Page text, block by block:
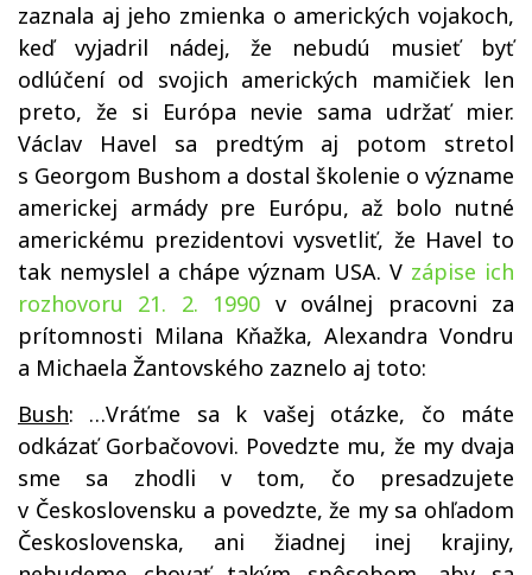
zaznala aj jeho zmienka o amerických vojakoch,
keď vyjadril nádej, že nebudú musieť byť
odlúčení od svojich amerických mamičiek len
preto, že si Európa nevie sama udržať mier.
Václav Havel sa predtým aj potom stretol
s Georgom Bushom a dostal školenie o význame
americkej armády pre Európu, až bolo nutné
americkému prezidentovi vysvetliť, že Havel to
tak nemyslel a chápe význam USA. V zápise ich
rozhovoru 21. 2. 1990 v oválnej pracovni za
prítomnosti Milana Kňažka, Alexandra Vondru
a Michaela Žantovského zaznelo aj toto:
Bush: …Vráťme sa k vašej otázke, čo máte
odkázať Gorbačovovi. Povedzte mu, že my dvaja
sme sa zhodli v tom, čo presadzujete
v Československu a povedzte, že my sa ohľadom
Československa, ani žiadnej inej krajiny,